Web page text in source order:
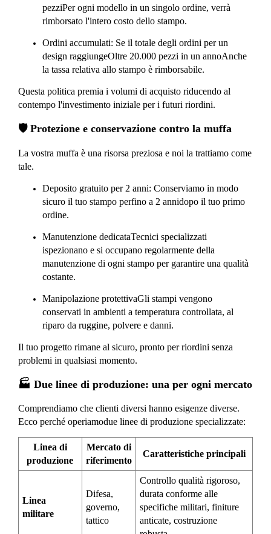
pezziPer ogni modello in un singolo ordine, verrà
rimborsato l'intero costo dello stampo.
Ordini accumulati: Se il totale degli ordini per un
design raggiungeOltre 20.000 pezzi in un annoAnche
la tassa relativa allo stampo è rimborsabile.
Questa politica premia i volumi di acquisto riducendo al
contempo l'investimento iniziale per i futuri riordini.
🛡️ Protezione e conservazione contro la muffa
La vostra muffa è una risorsa preziosa e noi la trattiamo come
tale.
Deposito gratuito per 2 anni: Conserviamo in modo
sicuro il tuo stampo perfino a 2 annidopo il tuo primo
ordine.
Manutenzione dedicataTecnici specializzati
ispezionano e si occupano regolarmente della
manutenzione di ogni stampo per garantire una qualità
costante.
Manipolazione protettivaGli stampi vengono
conservati in ambienti a temperatura controllata, al
riparo da ruggine, polvere e danni.
Il tuo progetto rimane al sicuro, pronto per riordini senza
problemi in qualsiasi momento.
🏭 Due linee di produzione: una per ogni mercato
Comprendiamo che clienti diversi hanno esigenze diverse.
Ecco perché operiamodue linee di produzione specializzate:
Linea di
produzione
Mercato di
riferimento
Caratteristiche principali
Linea
militare
Difesa,
governo,
tattico
Controllo qualità rigoroso,
durata conforme alle
specifiche militari, finiture
anticate, costruzione